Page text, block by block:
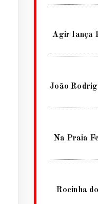
Agir lança
João
Na Praia
Rocinha